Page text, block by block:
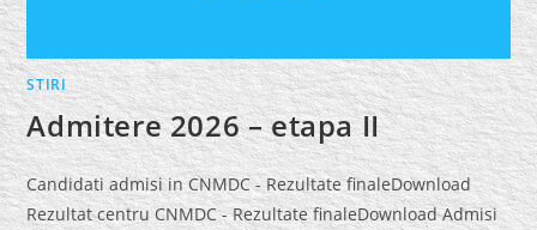
STIRI
Admitere 2026 – etapa II
Candidati admisi in CNMDC - Rezultate finaleDownload
Rezultat centru CNMDC - Rezultate finaleDownload Admisi